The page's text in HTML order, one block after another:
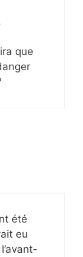
que
été
eu